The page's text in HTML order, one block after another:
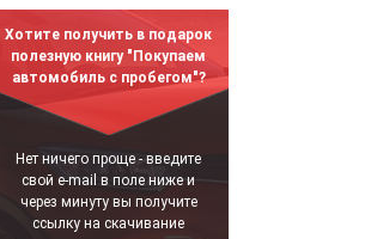
Хотите получить в подарок
полезную книгу "Покупаем
автомобиль с пробегом"?
Нет ничего проще - введите
свой e-mail в поле ниже и
через минуту вы получите
ссылку на скачивание